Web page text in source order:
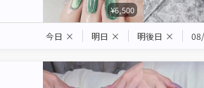
¥6,500
今日 × 明日 × 明後日 ×